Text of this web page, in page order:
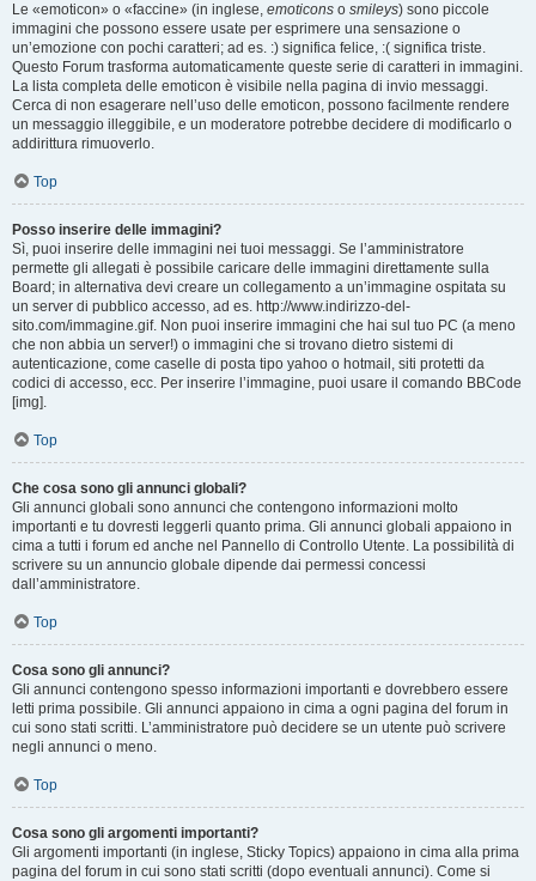
Le «emoticon» o «faccine» (in inglese, emoticons o smileys) sono piccole
immagini che possono essere usate per esprimere una sensazione o
un’emozione con pochi caratteri; ad es. :) significa felice, :( significa triste.
Questo Forum trasforma automaticamente queste serie di caratteri in immagini.
La lista completa delle emoticon è visibile nella pagina di invio messaggi.
Cerca di non esagerare nell’uso delle emoticon, possono facilmente rendere
un messaggio illeggibile, e un moderatore potrebbe decidere di modificarlo o
addirittura rimuoverlo.
Top
Posso inserire delle immagini?
Sì, puoi inserire delle immagini nei tuoi messaggi. Se l’amministratore
permette gli allegati è possibile caricare delle immagini direttamente sulla
Board; in alternativa devi creare un collegamento a un’immagine ospitata su
un server di pubblico accesso, ad es. http://www.indirizzo-del-
sito.com/immagine.gif. Non puoi inserire immagini che hai sul tuo PC (a meno
che non abbia un server!) o immagini che si trovano dietro sistemi di
autenticazione, come caselle di posta tipo yahoo o hotmail, siti protetti da
codici di accesso, ecc. Per inserire l’immagine, puoi usare il comando BBCode
[img].
Top
Che cosa sono gli annunci globali?
Gli annunci globali sono annunci che contengono informazioni molto
importanti e tu dovresti leggerli quanto prima. Gli annunci globali appaiono in
cima a tutti i forum ed anche nel Pannello di Controllo Utente. La possibilità di
scrivere su un annuncio globale dipende dai permessi concessi
dall’amministratore.
Top
Cosa sono gli annunci?
Gli annunci contengono spesso informazioni importanti e dovrebbero essere
letti prima possibile. Gli annunci appaiono in cima a ogni pagina del forum in
cui sono stati scritti. L’amministratore può decidere se un utente può scrivere
negli annunci o meno.
Top
Cosa sono gli argomenti importanti?
Gli argomenti importanti (in inglese, Sticky Topics) appaiono in cima alla prima
pagina del forum in cui sono stati scritti (dopo eventuali annunci). Come si